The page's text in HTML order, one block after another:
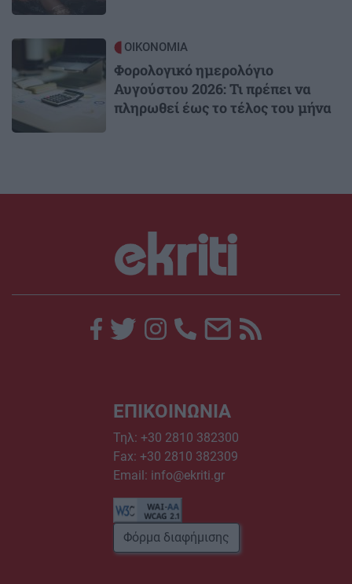
ΟΙΚΟΝΟΜΙΑ
Φορολογικό ημερολόγιο
Αυγούστου 2026: Τι πρέπει να
πληρωθεί έως το τέλος του μήνα
ΕΠΙΚΟΙΝΩΝΙΑ
Τηλ: +30 2810 382300
Fax: +30 2810 382309
Email: info@ekriti.gr
Φόρμα διαφήμισης